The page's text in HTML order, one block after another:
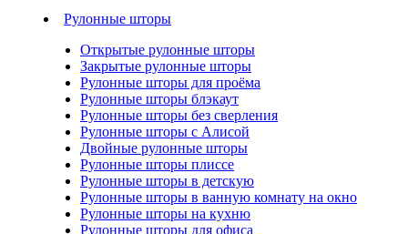
Рулонные шторы
Открытые рулонные шторы
Закрытые рулонные шторы
Рулонные шторы для проёма
Рулонные шторы блэкаут
Рулонные шторы без сверления
Рулонные шторы с Алисой
Двойные рулонные шторы
Рулонные шторы плиссе
Рулонные шторы в детскую
Рулонные шторы в ванную комнату на окно
Рулонные шторы на кухню
Рулонные шторы для офиса